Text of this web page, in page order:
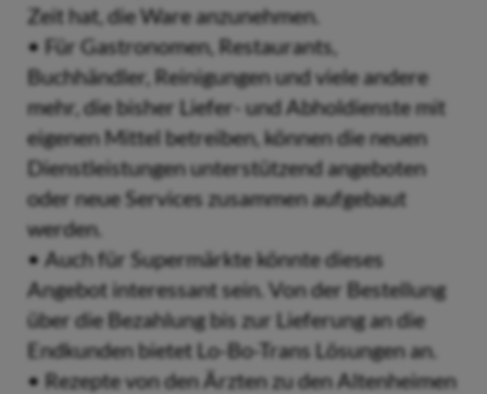
Zeit hat, die Ware anzunehmen.
• Für Gastronomen, Restaurants,
Buchhändler, Reinigungen und viele andere
mehr, die bisher Liefer- und Abholdienste mit
eigenen Mittel betreiben, können die neuen
Dienstleistungen unterstützend angeboten
oder neue Services zusammen aufgebaut
werden.
• Auch für Supermärkte könnte dieses
Angebot interessant sein. Von der Bestellung
über die Bezahlung bis zur Lieferung an die
Endkunden bietet Lo-Bo-Trans Lösungen an.
• Rezepte von den Ärzten zu den Altenheimen